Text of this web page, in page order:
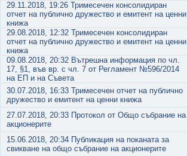
29.11.2018, 19:26 Тримесечен консолидиран
отчет на публично дружество и емитент на ценни
книжа
29.08.2018, 12:32 Тримесечен консолидиран
отчет на публично дружество и емитент на ценни
книжа
09.08.2018, 20:32 Вътрешна информация по чл.
17, §1, във вр. с чл. 7 от Регламент №596/2014
на ЕП и на Съвета
30.07.2018, 16:33 Тримесечен отчет на публично
дружество и емитент на ценни книжа
27.07.2018, 20:33 Протокол от Общо събрание на
акционерите
15.06.2018, 20:34 Публикация на поканата за
свикване на общо събрание на акционерите